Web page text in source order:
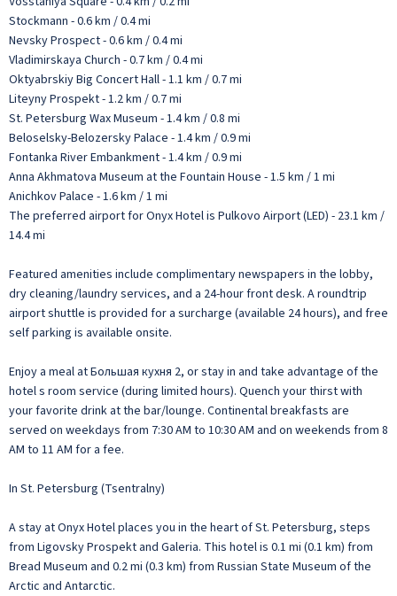
Stockmann - 0.6 km / 0.4 mi
Nevsky Prospect - 0.6 km / 0.4 mi
Vladimirskaya Church - 0.7 km / 0.4 mi
Oktyabrskiy Big Concert Hall - 1.1 km / 0.7 mi
Liteyny Prospekt - 1.2 km / 0.7 mi
St. Petersburg Wax Museum - 1.4 km / 0.8 mi
Beloselsky-Belozersky Palace - 1.4 km / 0.9 mi
Fontanka River Embankment - 1.4 km / 0.9 mi
Anna Akhmatova Museum at the Fountain House - 1.5 km / 1 mi
Anichkov Palace - 1.6 km / 1 mi
The preferred airport for Onyx Hotel is Pulkovo Airport (LED) - 23.1 km /
14.4 mi
Featured amenities include complimentary newspapers in the lobby,
dry cleaning/laundry services, and a 24-hour front desk. A roundtrip
airport shuttle is provided for a surcharge (available 24 hours), and free
self parking is available onsite.
Enjoy a meal at Большая кухня 2, or stay in and take advantage of the
hotel s room service (during limited hours). Quench your thirst with
your favorite drink at the bar/lounge. Continental breakfasts are
served on weekdays from 7:30 AM to 10:30 AM and on weekends from 8
AM to 11 AM for a fee.
In St. Petersburg (Tsentralny)
A stay at Onyx Hotel places you in the heart of St. Petersburg, steps
from Ligovsky Prospekt and Galeria. This hotel is 0.1 mi (0.1 km) from
Bread Museum and 0.2 mi (0.3 km) from Russian State Museum of the
Arctic and Antarctic.